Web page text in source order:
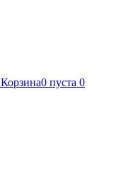
Корзина0 пуста 0